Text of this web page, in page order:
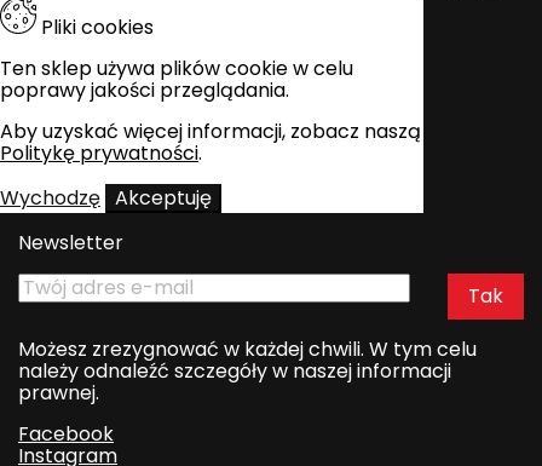
Pliki cookies
Ten sklep używa plików cookie w celu
poprawy jakości przeglądania.
Aby uzyskać więcej informacji, zobacz naszą
Politykę prywatności.
Wychodzę Akceptuję
Newsletter
Możesz zrezygnować w każdej chwili. W tym celu
należy odnaleźć szczegóły w naszej informacji
prawnej.
Facebook
Instagram